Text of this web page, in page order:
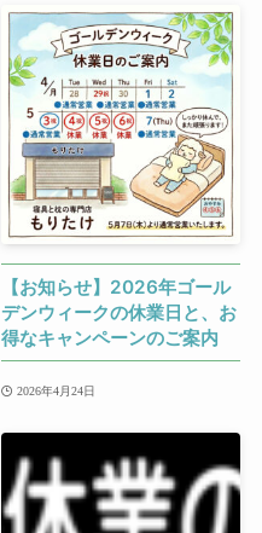
【お知らせ】2026年ゴール
デンウィークの休業日と、お
得なキャンペーンのご案内
2026年4月24日